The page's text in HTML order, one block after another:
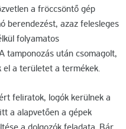
a fröccsöntő gép
berendezést, azaz felesleges
folyamatos
tamponozás után csomagolt,
el a területet a termékek.
feliratok, logók kerülnek a
a alapvetően a gépek